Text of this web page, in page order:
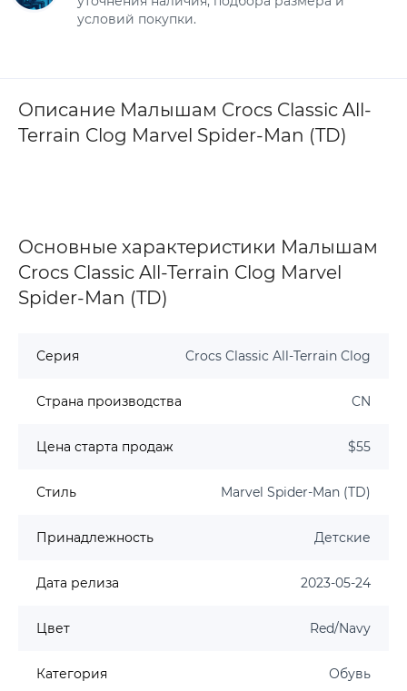
условий покупки.
Описание Малышам Crocs Classic All-
Terrain Clog Marvel Spider-Man (TD)
Основные характеристики Малышам
Crocs Classic All-Terrain Clog Marvel
Spider-Man (TD)
Серия Crocs Classic All-Terrain Clog
Страна производства CN
Цена старта продаж $55
Стиль Marvel Spider-Man (TD)
Принадлежность Детские
Дата релиза 2023-05-24
Цвет Red/Navy
Категория Обувь